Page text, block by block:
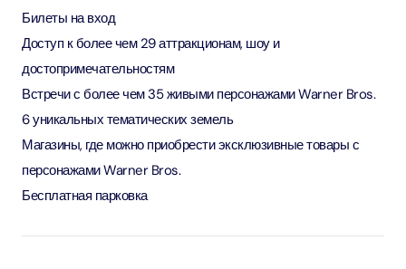
Билеты на вход
Доступ к более чем 29 аттракционам, шоу и
достопримечательностям
Встречи с более чем 35 живыми персонажами Warner Bros.
6 уникальных тематических земель
Магазины, где можно приобрести эксклюзивные товары с
персонажами Warner Bros.
Бесплатная парковка